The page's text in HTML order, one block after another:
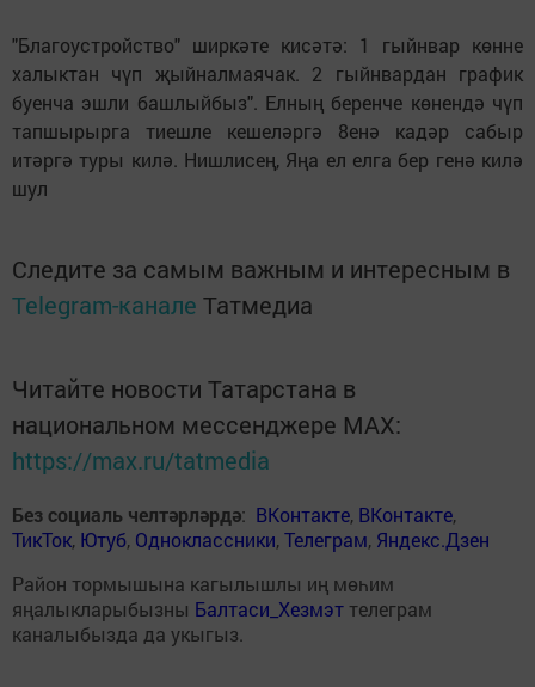
"Благоустройство" ширкәте кисәтә: 1 гыйнвар көнне
халыктан чүп җыйналмаячак. 2 гыйнвардан график
буенча эшли башлыйбыз". Елның беренче көнендә чүп
тапшырырга тиешле кешеләргә 8енә кадәр сабыр
итәргә туры килә. Нишлисең, Яңа ел елга бер генә килә
шул
Следите за самым важным и интересным в
Telegram-канале Татмедиа
Читайте новости Татарстана в
национальном мессенджере MАХ:
https://max.ru/tatmedia
Без социаль челтәрләрдә: ВКонтакте, ВКонтакте,
ТикТок, Ютуб, Одноклассники,Телеграм, Яндекс.Дзен
Район тормышына кагылышлы иң мөһим
яңалыкларыбызны Балтаси_Хезмэт телеграм
каналыбызда да укыгыз.